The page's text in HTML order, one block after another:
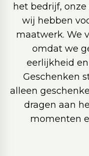
het bedrijf,
wij hebben
maatwerk. We
omdat we
eerlijkheid
Geschenken
alleen
dragen aan
momenten